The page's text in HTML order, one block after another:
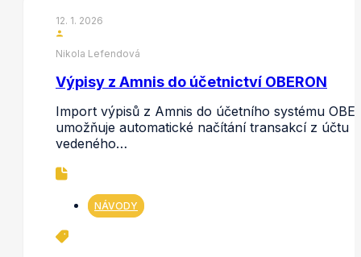
12. 1. 2026
Nikola Lefendová
Výpisy z Amnis do účetnictví OBERON
Import výpisů z Amnis do účetního systému
umožňuje automatické načítání transakcí z účtu
vedeného…
NÁVODY